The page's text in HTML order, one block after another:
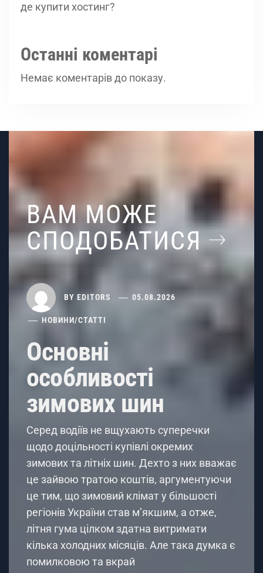
де купити хостинг?
Останні коментарі
Немає коментарів до показу.
ВАМ МОЖЕ
СПОДОБАТИСЯ
BY EDITORS 05.08.2026
НОВИНИ/СТАТТІ
Основні
особливості
зимових шин
Серед водіїв не вщухають суперечки
щодо доцільності купівлі окремих
зимових та літніх шин. Дехто з них вважає
це зайвою тратою коштів, аргументуючи
це тим, що зимовий клімат у більшості
регіонів України став м’якшим, а отже,
літня гума цілком здатна витримати
кілька холодних місяців. Але така думка є
помилковою та вкрай